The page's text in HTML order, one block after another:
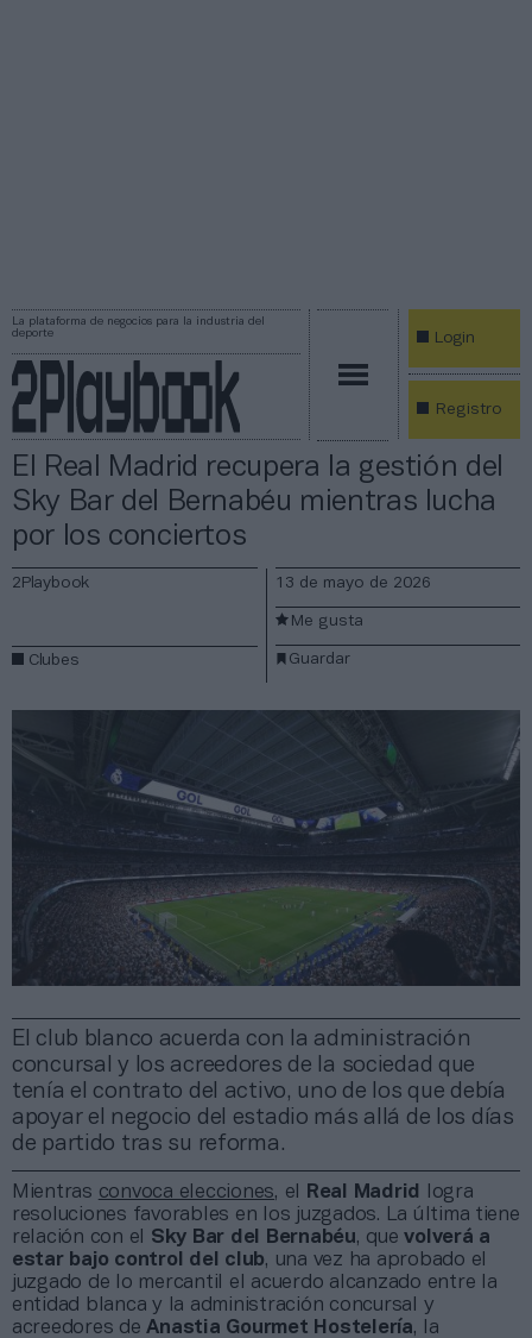
La plataforma de negocios para la industria del
deporte
Login
Registro
El Real Madrid recupera la gestión del
Sky Bar del Bernabéu mientras lucha
por los conciertos
El club blanco acuerda con la administración
concursal y los acreedores de la sociedad que
tenía el contrato del activo, uno de los que debía
apoyar el negocio del estadio más allá de los días
de partido tras su reforma.
2Playbook
Clubes
13 de mayo de 2026
Guardar
Me gusta
Mientras convoca elecciones, el Real Madrid
logra
resoluciones favorables en los juzgados. La última tiene
relación con el Sky Bar del Bernabéu, quevolverá a
estar bajo control del club, una vez ha aprobado el
juzgado de lo mercantil el acuerdo alcanzado entre la
entidad blanca y la administración concursal y
acreedores deAnastia Gourmet Hostelería, la